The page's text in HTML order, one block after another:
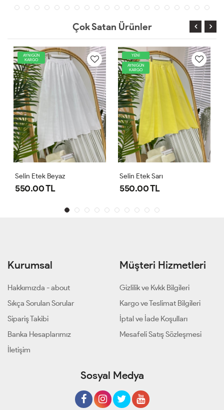
Çok Satan Ürünler
YENİ
AYNIGÜN
KARGO
Selin Etek Sarı
550.00 TL
AYNIGÜN
KARGO
Holly Crush Etek Siyah
540.00 TL
Kurumsal
Hakkımızda - about
Sıkça Sorulan Sorular
Sipariş Takibi
Banka Hesaplarımız
İletişim
Müşteri Hizmetleri
Gizlilik ve Kvkk Bilgileri
Kargo ve Teslimat Bilgileri
İptal ve İade Koşulları
Mesafeli Satış Sözleşmesi
Sosyal Medya